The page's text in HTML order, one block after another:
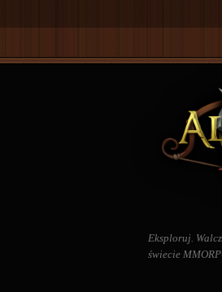
Eksploruj.
świecie